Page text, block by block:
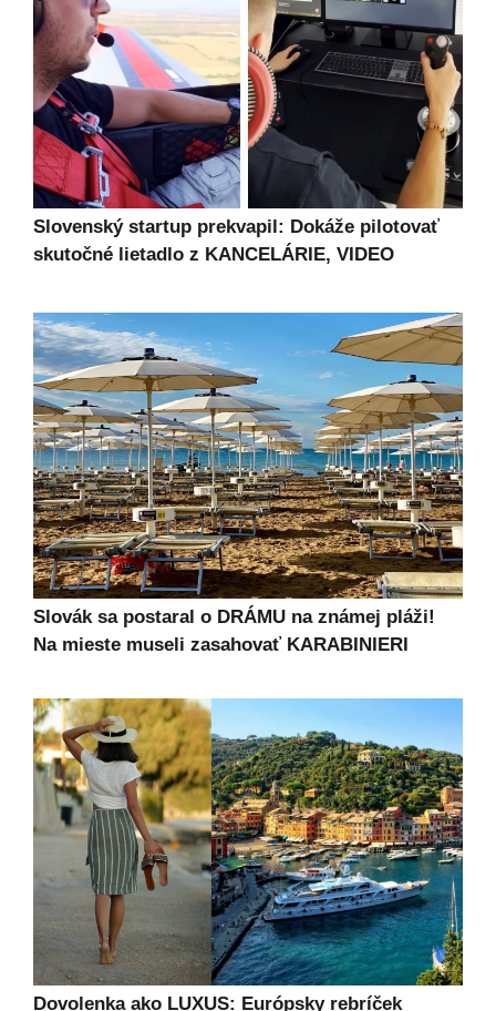
Slovenský startup prekvapil: Dokáže pilotovať
skutočné lietadlo z KANCELÁRIE, VIDEO
Slovák sa postaral o DRÁMU na známej pláži!
Na mieste museli zasahovať KARABINIERI
Dovolenka ako LUXUS: Európsky rebríček